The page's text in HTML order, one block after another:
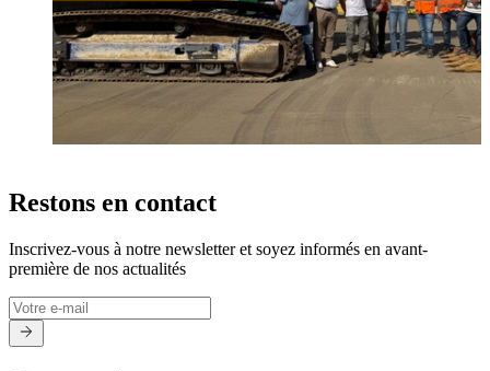
Restons en contact
Inscrivez-vous à notre newsletter et soyez informés en avant-
première de nos actualités